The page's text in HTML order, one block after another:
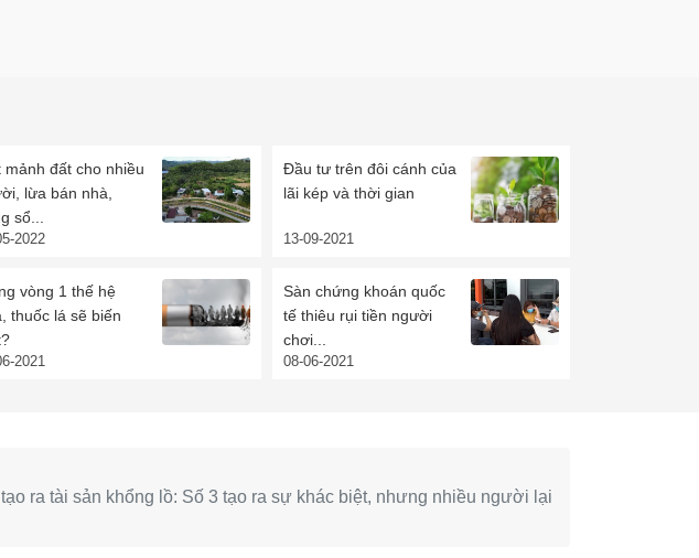
mảnh đất cho nhiều
lừa bán nhà,
sổ...
2022
Đầu tư trên đôi cánh của
lãi kép và thời gian
13-09-2021
vòng 1 thế hệ
thuốc lá sẽ biến
2021
Sàn chứng khoán quốc
tế thiêu rụi tiền người
chơi...
08-06-2021
ra tài sản khổng lồ: Số 3 tạo ra sự khác biệt, nhưng nhiều người lại